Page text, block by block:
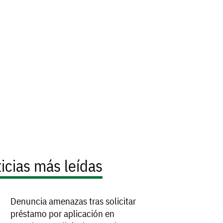
más leídas
Denuncia amenazas tras solicitar
préstamo por aplicación en